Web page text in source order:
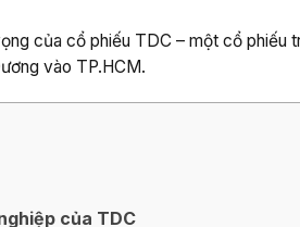
của cổ phiếu TDC – một cổ phiếu
vào TP.HCM.
của TDC